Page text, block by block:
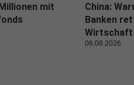
mit
China:
Banken
Wirtschaft
06.08.2026